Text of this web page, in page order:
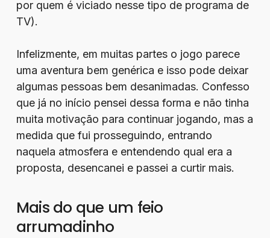
por quem é viciado nesse tipo de programa de
TV).
Infelizmente, em muitas partes o jogo parece
uma aventura bem genérica e isso pode deixar
algumas pessoas bem desanimadas. Confesso
que já no início pensei dessa forma e não tinha
muita motivação para continuar jogando, mas a
medida que fui prosseguindo, entrando
naquela atmosfera e entendendo qual era a
proposta, desencanei e passei a curtir mais.
Mais do que um feio
arrumadinho